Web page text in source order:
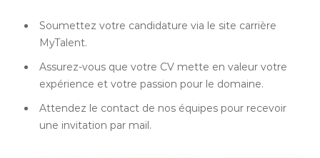
Soumettez votre candidature via le site carrière
MyTalent.
Assurez-vous que votre CV mette en valeur votre
expérience et votre passion pour le domaine.
Attendez le contact de nos équipes pour recevoir
une invitation par mail.